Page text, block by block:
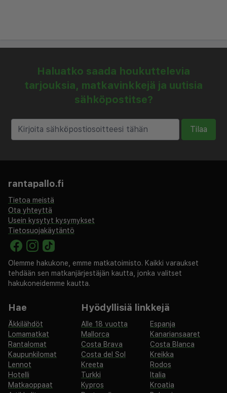
jokirantoihin, kun taas talvi tuo mukanaan juhlavia
markkinoita ja viihtyisiä kahviloita tutkittavaksi.
Ibis Riga Centre:n keskeinen sijainti tekee siitä
ihanteellisen valinnan matkailijoille, jotka haluavat
kokea kaupungin parasta, ystävällisen
paikallisilla vinkeillä ja suosituksilla.
Haluatko saada houkuttelevia
tarjouksia, matkavinkkejä ja uutisia
sähköpostitse?
Tilaa
rantapallo.fi
Tietoa meistä
Ota yhteyttä
Usein kysytyt kysymykset
Tietosuojakäytäntö
Olemme hakukone, emme matkatoimisto. Kaikki varaukset
tehdään sen matkanjärjestäjän kautta, jonka valitset
hakukoneidemme kautta.
Hae
Äkkilähdöt
Lomamatkat
Rantalomat
Kaupunkilomat
Lennot
Hotelli
Matkaoppaat
Hyödyllisiä linkkejä
Alle 18 vuotta
Espanja
Mallorca
Kanariansaaret
Costa Brava
Costa Blanca
Costa del Sol
Kreikka
Kreeta
Rodos
Turkki
Italia
Kypros
Kroatia